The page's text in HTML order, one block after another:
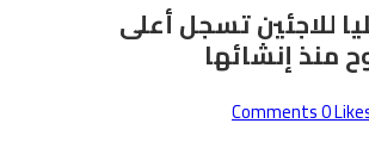
للاجئين تسجل أعلى
منذ إنشائها
0